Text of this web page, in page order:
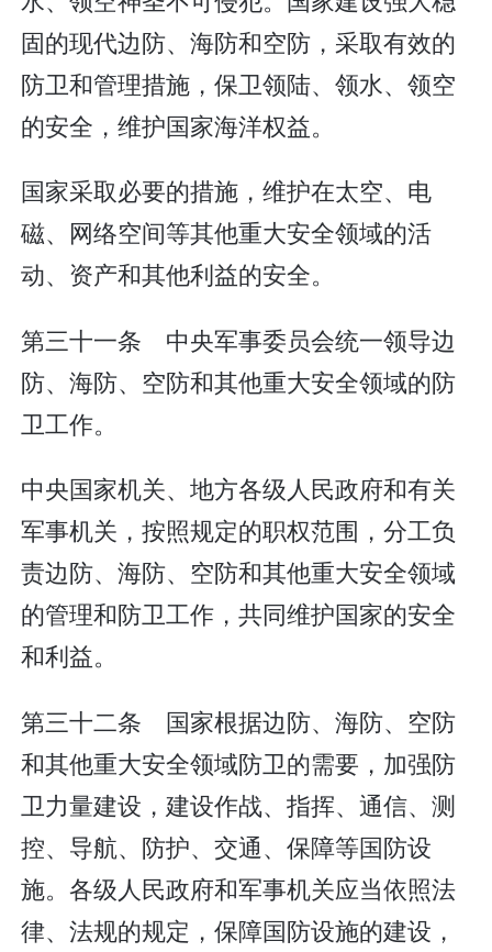
固的现代边防、海防和空防，采取有效的
防卫和管理措施，保卫领陆、领水、领空
的安全，维护国家海洋权益。
国家采取必要的措施，维护在太空、电
磁、网络空间等其他重大安全领域的活
动、资产和其他利益的安全。
第三十一条 中央军事委员会统一领导边
防、海防、空防和其他重大安全领域的防
卫工作。
中央国家机关、地方各级人民政府和有关
军事机关，按照规定的职权范围，分工负
责边防、海防、空防和其他重大安全领域
的管理和防卫工作，共同维护国家的安全
和利益。
第三十二条 国家根据边防、海防、空防
和其他重大安全领域防卫的需要，加强防
卫力量建设，建设作战、指挥、通信、测
控、导航、防护、交通、保障等国防设
施。各级人民政府和军事机关应当依照法
律、法规的规定，保障国防设施的建设，